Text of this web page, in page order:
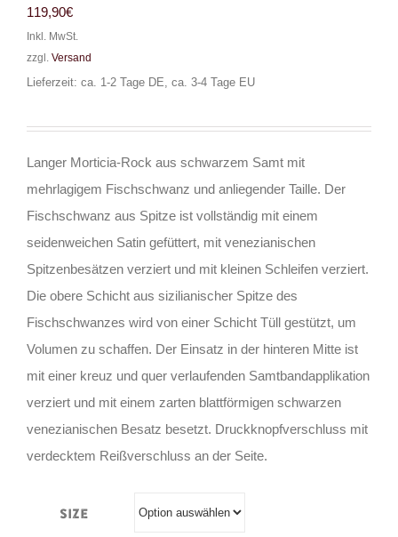
119,90€
Inkl. MwSt.
zzgl. Versand
Lieferzeit: ca. 1-2 Tage DE, ca. 3-4 Tage EU
Langer Morticia-Rock aus schwarzem Samt mit
mehrlagigem Fischschwanz und anliegender Taille. Der
Fischschwanz aus Spitze ist vollständig mit einem
seidenweichen Satin gefüttert, mit venezianischen
Spitzenbesätzen verziert und mit kleinen Schleifen verziert.
Die obere Schicht aus sizilianischer Spitze des
Fischschwanzes wird von einer Schicht Tüll gestützt, um
Volumen zu schaffen. Der Einsatz in der hinteren Mitte ist
mit einer kreuz und quer verlaufenden Samtbandapplikation
verziert und mit einem zarten blattförmigen schwarzen
venezianischen Besatz besetzt. Druckknopfverschluss mit
verdecktem Reißverschluss an der Seite.
Size